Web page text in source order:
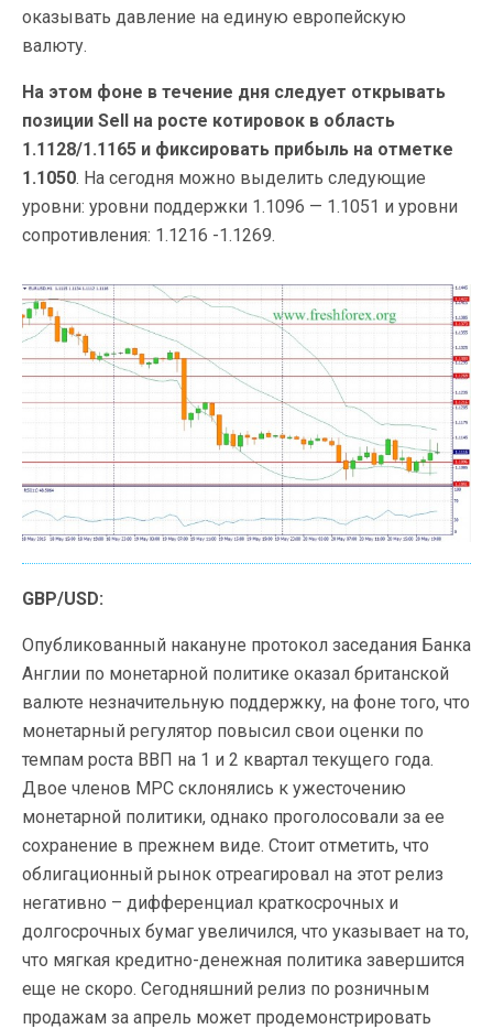
оказывать давление на единую европейскую
валюту.
На этом фоне в течение дня следует открывать
позиции Sell на росте котировок в область
1.1128/1.1165 и фиксировать прибыль на отметке
1.1050. На сегодня можно выделить следующие
уровни: уровни поддержки 1.1096 — 1.1051 и уровни
сопротивления: 1.1216 -1.1269.
GBP/USD:
Опубликованный накануне протокол заседания Банка
Англии по монетарной политике оказал британской
валюте незначительную поддержку, на фоне того, что
монетарный регулятор повысил свои оценки по
темпам роста ВВП на 1 и 2 квартал текущего года.
Двое членов МРС склонялись к ужесточению
монетарной политики, однако проголосовали за ее
сохранение в прежнем виде. Стоит отметить, что
облигационный рынок отреагировал на этот релиз
негативно – дифференциал краткосрочных и
долгосрочных бумаг увеличился, что указывает на то,
что мягкая кредитно-денежная политика завершится
еще не скоро. Сегодняшний релиз по розничным
продажам за апрель может продемонстрировать